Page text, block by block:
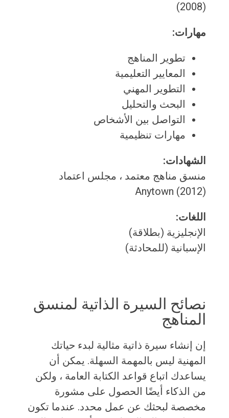
(2008)
مهارات:
تطوير المناهج
المعايير التعليمية
التطوير المهني
البحث والتحليل
التواصل بين الأشخاص
مهارات تنظيمية
الشهادات:
منسق مناهج معتمد ، مجلس اعتماد
Anytown (2012)
اللغات:
الإنجليزية (بطلاقة)
الإسبانية (للمحادثة)
نصائح السيرة الذاتية لمنسق
المناهج
إن إنشاء سيرة ذاتية مثالية لبدء حياتك
المهنية ليس بالمهمة السهلة. يمكن أن
يساعدك اتباع قواعد الكتابة العامة ، ولكن
من الذكاء أيضًا الحصول على مشورة
مخصصة لبحثك عن عمل محدد. عندما تكون